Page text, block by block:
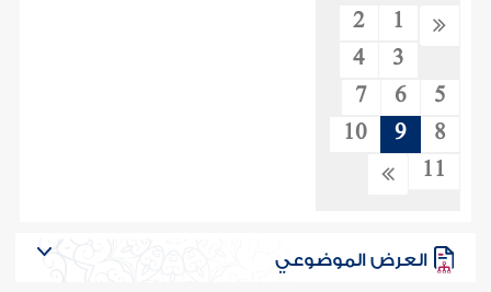
1
2
3
4
5
6
7
8
9
10
11
العرض الموضوعي